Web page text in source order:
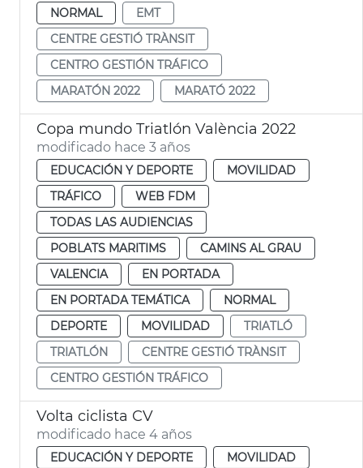
NORMAL
EMT
CENTRE GESTIÓ TRÀNSIT
CENTRO GESTIÓN TRÁFICO
MARATÓN 2022
MARATÓ 2022
Copa mundo Triatlón València 2022
modificado hace 3 años
EDUCACIÓN Y DEPORTE
MOVILIDAD
TRÁFICO
WEB FDM
TODAS LAS AUDIENCIAS
POBLATS MARITIMS
CAMINS AL GRAU
VALENCIA
EN PORTADA
EN PORTADA TEMÁTICA
NORMAL
DEPORTE
MOVILIDAD
TRIATLÓ
TRIATLÓN
CENTRE GESTIÓ TRÀNSIT
CENTRO GESTIÓN TRÁFICO
Volta ciclista CV
modificado hace 4 años
EDUCACIÓN Y DEPORTE
MOVILIDAD